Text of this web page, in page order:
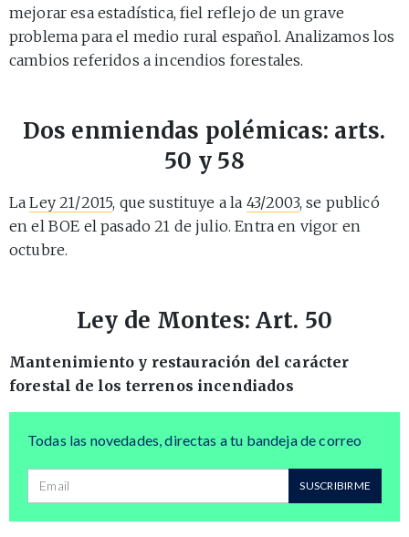
mejorar esa estadística, fiel reflejo de un grave
problema para el medio rural español. Analizamos los
cambios referidos a incendios forestales.
Dos enmiendas polémicas: arts.
50 y 58
LaLey 21/2015, que sustituye a la 43/2003, se publicó
en el BOE el pasado 21 de julio. Entra en vigor en
octubre.
Ley de Montes: Art. 50
Mantenimiento y restauración del carácter
forestal de los terrenos incendiados
Todas las novedades, directas a tu bandeja de correo
Dirección de correo SUSCRIBIRME